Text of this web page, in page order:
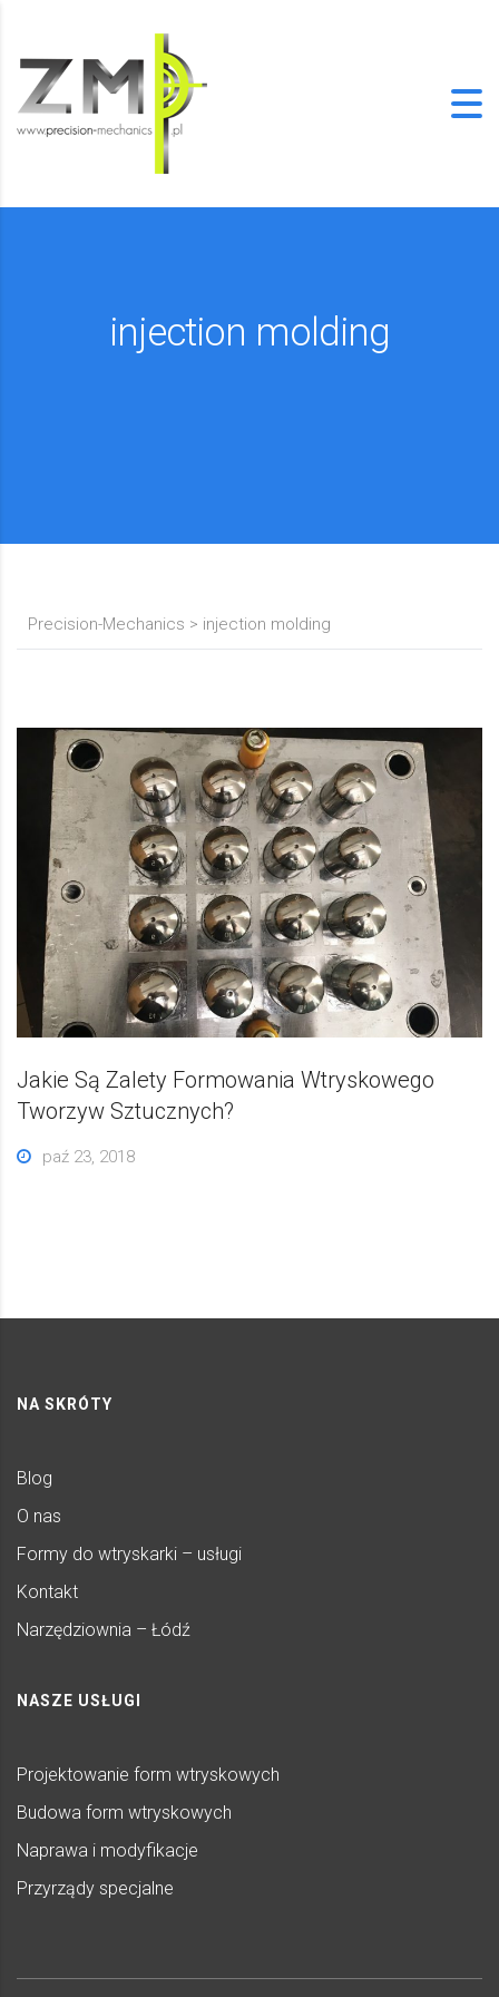
injection molding
Precision-Mechanics > injection molding
Jakie Są Zalety Formowania Wtryskowego
Tworzyw Sztucznych?
paź 23, 2018
NA SKRÓTY
Blog
O nas
Formy do wtryskarki – usługi
Kontakt
Narzędziownia – Łódź
NASZE USŁUGI
Projektowanie form wtryskowych
Budowa form wtryskowych
Naprawa i modyfikacje
Przyrządy specjalne